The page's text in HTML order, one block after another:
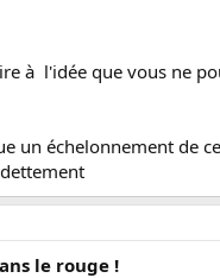
à l'idée que vous ne
un échelonnement de
le rouge !